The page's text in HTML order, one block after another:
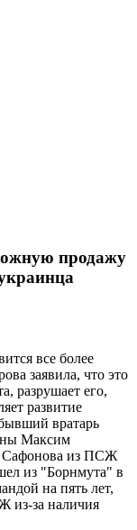
продажу
все более
заявила, что это
разрушает его,
развитие
вратарь
Максим
Сафонова из ПСЖ
из "Борнмута" в
на пять лет,
из-за наличия